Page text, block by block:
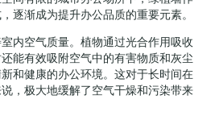
逐渐成为提升办公品质的重要元素。
内空气质量。植物通过光合作用吸收
能有效吸附空气中的有害物质和灰尘
和健康的办公环境。这对于长时间在
，极大地缓解了空气干燥和污染带来